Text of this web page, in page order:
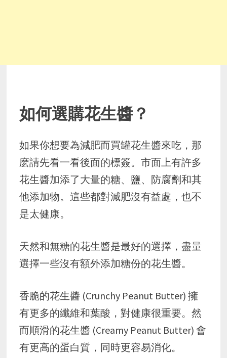
如何選購花生醬？
如果你想要為減肥而買罐花生醬來吃，那
麽請先看一看後面的標簽。市面上有許多
花生醬加添了大量的糖、鹽、防腐劑和其
他添加物。這些都對減肥沒有益處，也不
是太健康。
天然和無糖的花生醬是最好的選擇，盡量
選擇一些沒有額外添加糖份的花生醬。
香脆的花生醬 (Crunchy Peanut Butter) 擁
有更多的纖維和葉酸，對健康很重要。然
而順滑的花生醬 (Creamy Peanut Butter) 會
有更高的蛋白質，同時更容易消化。